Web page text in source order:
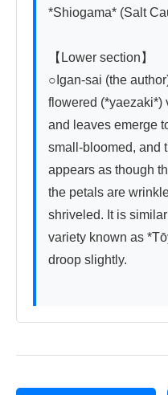
*Shiogama* (Salt
【Lower section】
○Igan-sai (the
flowered (*yaezaki*)
and leaves emerge
small-bloomed, and
appears as though
the petals are
shriveled. It is
variety known as
droop slightly.